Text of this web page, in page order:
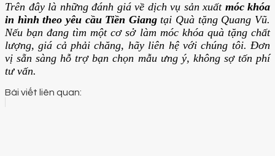
Trên đây là những đánh giá về dịch vụ sản xuất móc khóa
in hình theo yêu cầu Tiền Giangtại Quà tặng Quang Vũ.
Nếu bạn đang tìm một cơ sở làm móc khóa quà tặng chất
lượng, giá cả phải chăng, hãy liên hệ với chúng tôi. Đơn
vị sẵn sàng hỗ trợ bạn chọn mẫu ưng ý, không sợ tốn phí
tư vấn.
Bài viết liên quan: